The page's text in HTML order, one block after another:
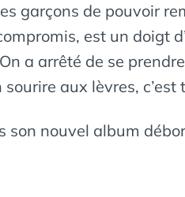
garçons de pouvoir
est un doigt
a arrêté de se
aux lèvres,
son nouvel album